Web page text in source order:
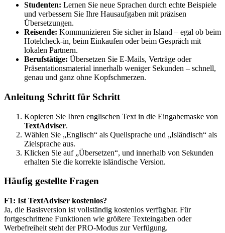
Studenten: Lernen Sie neue Sprachen durch echte Beispiele
und verbessern Sie Ihre Hausaufgaben mit präzisen
Übersetzungen.
Reisende: Kommunizieren Sie sicher in Island – egal ob beim
Hotelcheck-in, beim Einkaufen oder beim Gespräch mit
lokalen Partnern.
Berufstätige: Übersetzen Sie E-Mails, Verträge oder
Präsentationsmaterial innerhalb weniger Sekunden – schnell,
genau und ganz ohne Kopfschmerzen.
Anleitung Schritt für Schritt
Kopieren Sie Ihren englischen Text in die Eingabemaske von
TextAdviser.
Wählen Sie „Englisch“ als Quellsprache und „Isländisch“ als
Zielsprache aus.
Klicken Sie auf „Übersetzen“, und innerhalb von Sekunden
erhalten Sie die korrekte isländische Version.
Häufig gestellte Fragen
F1: Ist TextAdviser kostenlos?
Ja, die Basisversion ist vollständig kostenlos verfügbar. Für
fortgeschrittene Funktionen wie größere Texteingaben oder
Werbefreiheit steht der PRO-Modus zur Verfügung.